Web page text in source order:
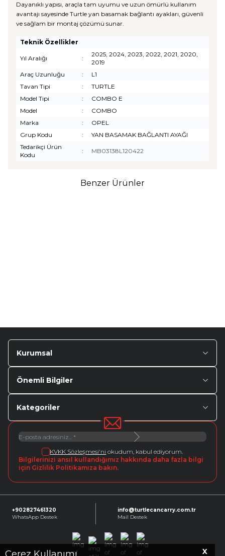
X
Dayanıklı yapısı, araçla tam uyumu ve uzun ömürlü kullanım
avantajı sayesinde Turtle yan basamak bağlantı ayakları, güvenli
ve sağlam bir montaj çözümü sunar.
Teknik Özellikler
Yıl Aralığı :
2025, 2024, 2023, 2022, 2021, 2020,
2019
Araç Uzunluğu
:
L1
Tavan Tipi
:
TURTLE
Model Tipi
:
COMBO E
Model
:
COMBO
Marka
:
OPEL
Grup Kodu
:
YAN BASAMAK BAĞLANTI AYAĞI
Tedarikçi Ürün
Kodu
: MB03138L120422
Benzer Ürünler
Kurumsal
Önemli Bilgiler
Kategoriler
KVKK Sözleşmesi'ni okudum, kabul ediyorum.
Bilgilerinizi ansıl kullandığımız hakkında daha fazla bilgi
için Gizlilik Politikamıza bakın.
+902827461320
WhatsApp Destek
info@turtlecancarry.com.tr
Mail Destek
Facebook
X InstagramYoutube